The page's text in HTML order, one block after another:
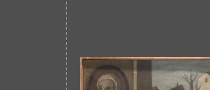
Afbeelding